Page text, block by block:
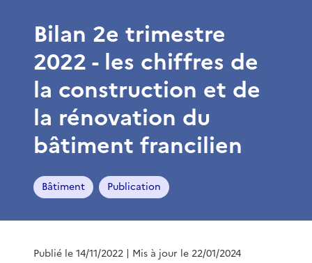
Bilan 2e trimestre
2022 - les chiffres de
la construction et de
la rénovation du
bâtiment francilien
Bâtiment Publication
Publié le 14/11/2022 | Mis à jour le 22/01/2024